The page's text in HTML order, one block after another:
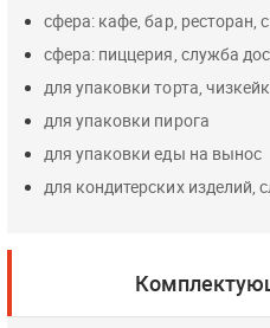
сфера: кафе, бар, ресторан,
сфера: пиццерия, служба
для упаковки торта,
для упаковки пирога
для упаковки еды на вынос
для кондитерских изделий,